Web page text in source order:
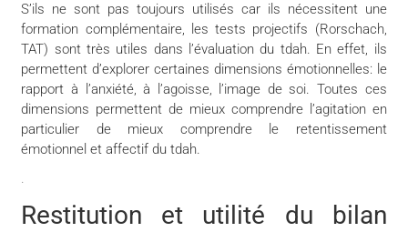
S’ils ne sont pas toujours utilisés car ils nécessitent une
formation complémentaire, les tests projectifs (Rorschach,
TAT) sont très utiles dans l’évaluation du tdah. En effet, ils
permettent d’explorer certaines dimensions émotionnelles: le
rapport à l’anxiété, à l’agoisse, l’image de soi. Toutes ces
dimensions permettent de mieux comprendre l’agitation en
particulier de mieux comprendre le retentissement
émotionnel et affectif du tdah.
.
Restitution et utilité du bilan